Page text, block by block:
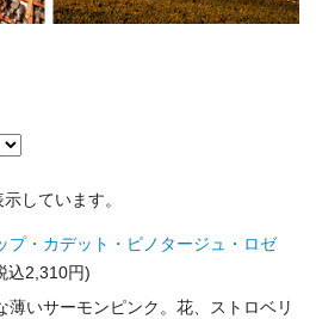
しています。
プ・カデット・ピノタージュ・ロゼ
込2,310円)
薄いサーモンピンク。花、ストロベリ